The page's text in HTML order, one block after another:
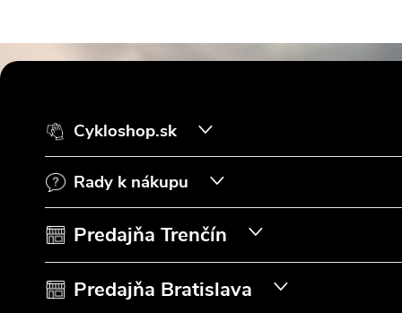
Z
Cykloshop.sk
Rady k nákupu
Predajňa Trenčín
Predajňa Bratislava